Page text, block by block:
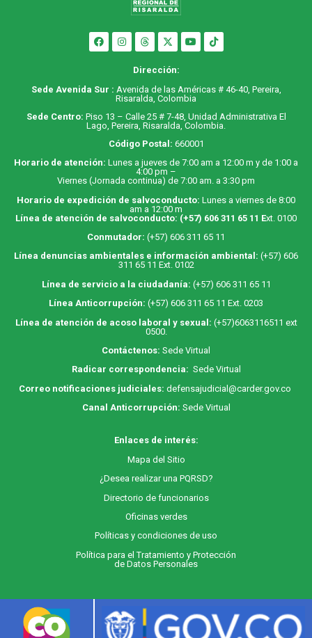
Dirección:
Sede Avenida Sur : Avenida de las Américas # 46-40, Pereira,
Risaralda, Colombia
Sede Centro: Piso 13 – Calle 25 # 7-48, Unidad Administrativa El
Lago, Pereira, Risaralda, Colombia.
Código Postal: 660001
Horario de atención: Lunes a jueves de 7:00 am a 12:00 m y de 1:00 a
4:00 pm –
Viernes (Jornada continua) de 7:00 am. a 3:30 pm
Horario de expedición de salvoconducto: Lunes a viernes de 8:00
am a 12:00 m
Línea de atención de salvoconducto: (+57) 606 311 65 11 Ext. 0100
Conmutador: (+57) 606 311 65 11
Línea denuncias ambientales e información ambiental: (+57) 606
311 65 11 Ext. 0102
Línea de servicio a la ciudadanía: (+57) 606 311 65 11
Línea Anticorrupción: (+57) 606 311 65 11 Ext. 0203
Línea de atención de acoso laboral y sexual: (+57)6063116511 ext
0500.
Contáctenos: Sede Virtual
Radicar correspondencia: Sede Virtual
Correo notificaciones judiciales: defensajudicial@carder.gov.co
Canal Anticorrupción: Sede Virtual
Enlaces de interés:
Mapa del Sitio
¿Desea realizar una PQRSD?
Directorio de funcionarios
Oficinas verdes
Políticas y condiciones de uso
Política para el Tratamiento y Protección
de Datos Personales